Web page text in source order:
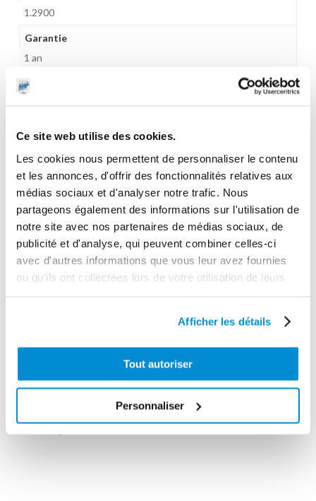
Ce site web utilise des cookies.
Les cookies nous permettent de personnaliser le contenu
et les annonces, d'offrir des fonctionnalités relatives aux
médias sociaux et d'analyser notre trafic. Nous
partageons également des informations sur l'utilisation de
notre site avec nos partenaires de médias sociaux, de
publicité et d'analyse, qui peuvent combiner celles-ci
avec d'autres informations que vous leur avez fournies
ou qu'ils ont collectées lors de votre utilisation de leurs
Afficher les détails
Tout autoriser
Personnaliser
1.2900
Garantie
1 an
Gencode
CES PRODUITS PEUVENT VOUS
INTERESSER
remplissage
ø14,7 mm
Embout pour
calottes
metrolub